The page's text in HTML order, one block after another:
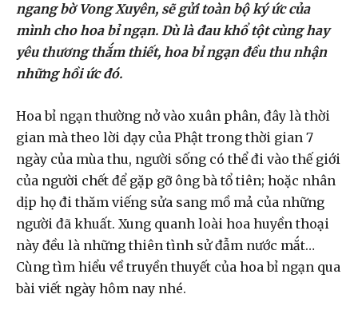
ngang bờ Vong Xuyên, sẽ gửi toàn bộ ký ức của
mình cho hoa bỉ ngạn. Dù là đau khổ tột cùng hay
yêu thương thắm thiết, hoa bỉ ngạn đều thu nhận
những hồi ức đó.
Hoa bỉ ngạn thường nở vào xuân phân, đây là thời
gian mà theo lời dạy của Phật trong thời gian 7
ngày của mùa thu, người sống có thể đi vào thế giới
của người chết để gặp gỡ ông bà tổ tiên; hoặc nhân
dịp họ đi thăm viếng sửa sang mồ mả của những
người đã khuất. Xung quanh loài hoa huyền thoại
này đều là những thiên tình sử đẫm nước mắt…
Cùng tìm hiểu về truyền thuyết của hoa bỉ ngạn qua
bài viết ngày hôm nay nhé.